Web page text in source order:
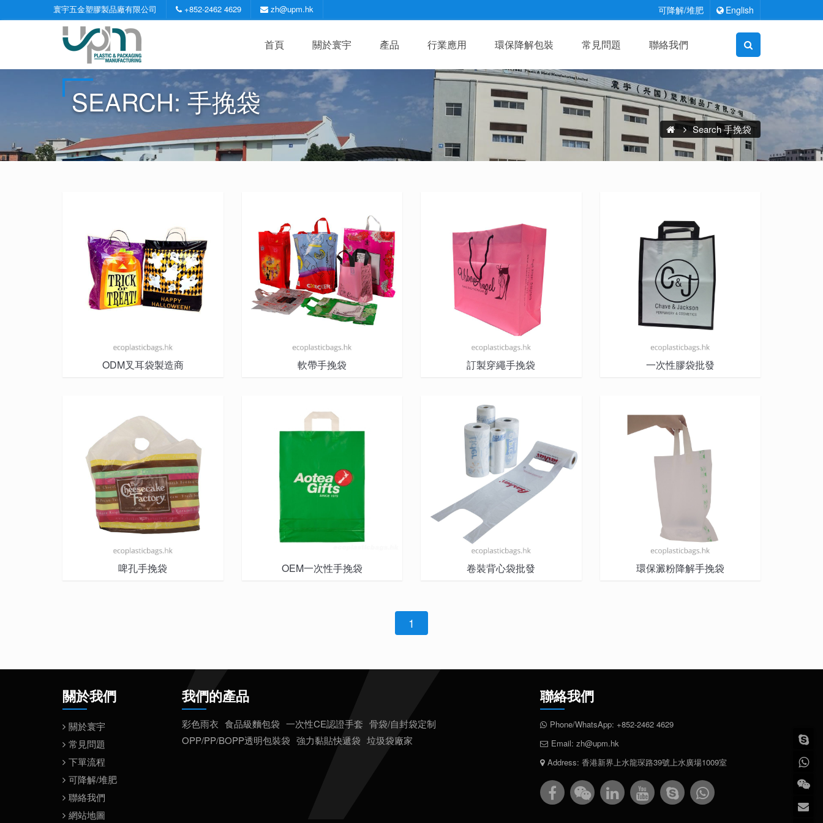
寰宇五金塑膠製品廠有限公司 +852-2462 4629 zh@upm.hk 可降解/堆肥 English
首頁 關於寰宇 產品 行業應用 環保降解包裝 常見問題 聯絡我們
SEARCH: 手挽袋
Search 手挽袋
ODM叉耳袋製造商 軟帶手挽袋 訂製穿繩手挽袋 一次性膠袋批發
啤孔手挽袋 OEM一次性手挽袋 卷裝背心袋批發 環保澱粉降解手挽袋
1
關於我們
關於寰宇
常見問題
下單流程
可降解/堆肥
聯絡我們
網站地圖
我們的產品
彩色雨衣 食品級麵包袋 一次性CE認證手套 骨袋/自封袋定制
OPP/PP/BOPP透明包裝袋 強力黏貼快遞袋 垃圾袋廠家
聯絡我們
Phone/WhatsApp: +852-2462 4629
Email: zh@upm.hk
Address: 香港新界上水龍琛路39號上水廣場1009室